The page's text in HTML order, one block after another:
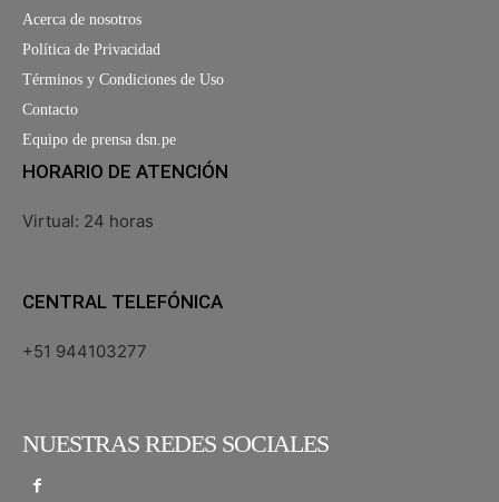
Acerca de nosotros
Política de Privacidad
Términos y Condiciones de Uso
Contacto
Equipo de prensa dsn.pe
HORARIO DE ATENCIÓN
Virtual: 24 horas
CENTRAL TELEFÓNICA
+51 944103277
NUESTRAS REDES SOCIALES